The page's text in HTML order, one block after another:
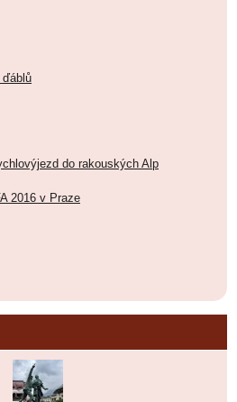
ďáblů
do rakouských Alp
2016 v Praze